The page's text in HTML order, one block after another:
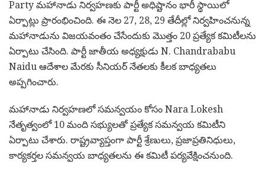
Partyమహానాడు నిర్వహణకు పార్టీ అధిష్టానం భారీ స్థాయిలో
ఏర్పాట్లు ప్రారంభించింది. ఈ నెల 27, 28, 29 తేదీల్లో నిర్వహించనున్న
మహానాడును విజయవంతం చేసేందుకు మొత్తం 20 ప్రత్యేక కమిటీలను
ఏర్పాటు చేసింది. పార్టీ జాతీయ అధ్యక్షుడు N. Chandrababu
Naiduఆదేశాల మేరకు సీనియర్ నేతలకు కీలక బాధ్యతలు
అప్పగించారు.
మహానాడు నిర్వహణలో సమన్వయం కోసంNara Lokesh
నేతృత్వంలో 10 మంది సభ్యులతో ప్రత్యేక సమన్వయ కమిటీని
ఏర్పాటు చేశారు. రాష్ట్రవ్యాప్తంగా పార్టీ శ్రేణులు, ప్రజాప్రతినిధులు,
కార్యకర్తల సమన్వయ బాధ్యతలను ఈ కమిటీ పర్యవేక్షించనుంది.